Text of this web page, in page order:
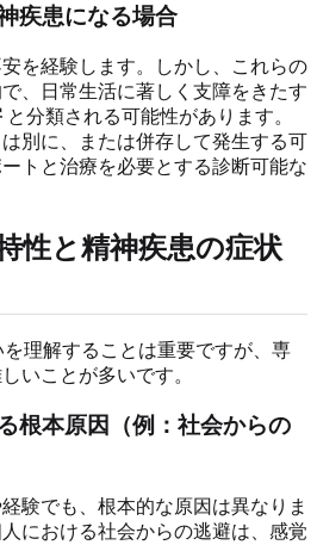
疾患になる場合
を経験します。しかし、これらの
、日常生活に著しく支障をきたす
と分類される可能性があります。
別に、または併存して発生する可
トと治療を必要とする診断可能な
性と精神疾患の症状
を理解することは重要ですが、専
いことが多いです。
根本原因（例：社会からの
験でも、根本的な原因は異なりま
における社会からの逃避は、感覚